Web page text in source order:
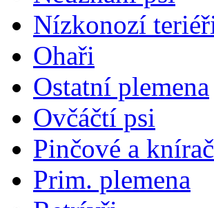
Nízkonozí
Ohaři
Ostatní plemena
Ovčáčtí psi
Pinčové a
Prim. plemena